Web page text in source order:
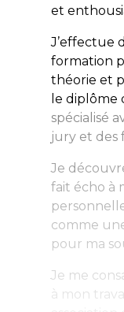
et
J’effectue
formation
théorie et
le diplôme
spécialisé
jury et des
Je
fait écho à
comme
pour ma
Je me
à mon